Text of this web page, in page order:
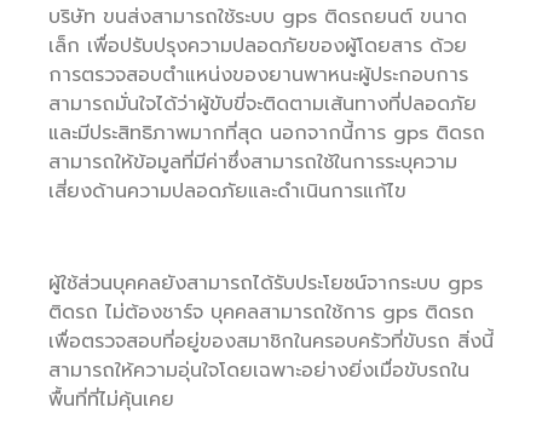
บริษัท ขนส่งสามารถใช้ระบบ gps ติดรถยนต์ ขนาด
เล็ก เพื่อปรับปรุงความปลอดภัยของผู้โดยสาร ด้วย
การตรวจสอบตำแหน่งของยานพาหนะผู้ประกอบการ
สามารถมั่นใจได้ว่าผู้ขับขี่จะติดตามเส้นทางที่ปลอดภัย
และมีประสิทธิภาพมากที่สุด นอกจากนี้การ gps ติดรถ
สามารถให้ข้อมูลที่มีค่าซึ่งสามารถใช้ในการระบุความ
เสี่ยงด้านความปลอดภัยและดำเนินการแก้ไข
ผู้ใช้ส่วนบุคคลยังสามารถได้รับประโยชน์จากระบบ gps
ติดรถ ไม่ต้องชาร์จ บุคคลสามารถใช้การ gps ติดรถ
เพื่อตรวจสอบที่อยู่ของสมาชิกในครอบครัวที่ขับรถ สิ่งนี้
สามารถให้ความอุ่นใจโดยเฉพาะอย่างยิ่งเมื่อขับรถใน
พื้นที่ที่ไม่คุ้นเคย